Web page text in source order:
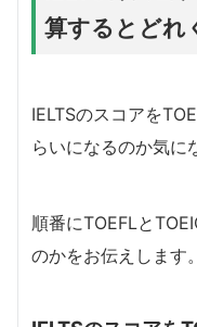
算するとどれ
IELTSのスコアを
らいになるのか気に
順番にTOEFLと
のかをお伝えします。